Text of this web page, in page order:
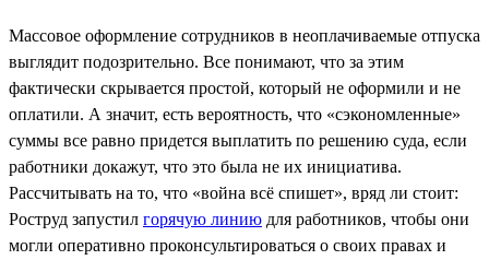
Массовое оформление сотрудников в неоплачиваемые отпуска
выглядит подозрительно. Все понимают, что за этим
фактически скрывается простой, который не оформили и не
оплатили. А значит, есть вероятность, что «сэкономленные»
суммы все равно придется выплатить по решению суда, если
работники докажут, что это была не их инициатива.
Рассчитывать на то, что «война всё спишет», вряд ли стоит:
Роструд запустил горячую линию для работников, чтобы они
могли оперативно проконсультироваться о своих правах и